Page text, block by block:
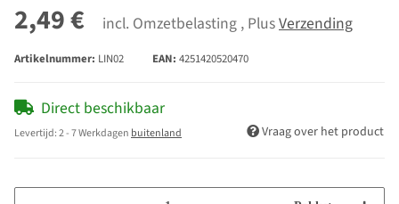
2,49 € incl. Omzetbelasting , PlusVerzending
Artikelnummer: LIN02 EAN: 4251420520470
Direct beschikbaar
Levertijd:2 - 7 Werkdagen buitenland Vraag over het product